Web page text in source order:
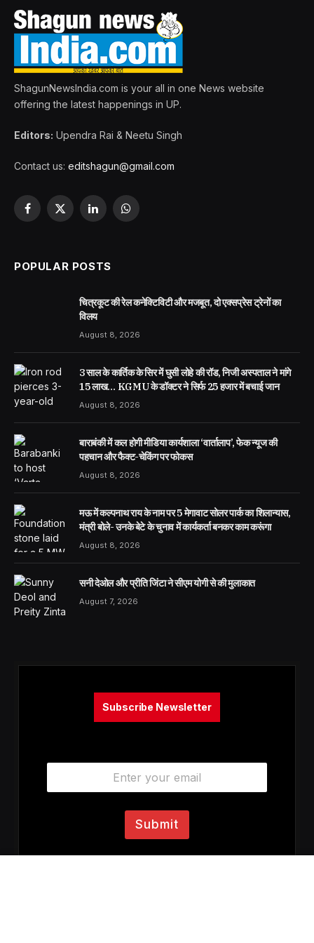
ShagunNewsIndia.com is your all in one News website
offering the latest happenings in UP.
Editors: Upendra Rai & Neetu Singh
Contact us: editshagun@gmail.com
Facebook
X
LinkedInWhatsApp
POPULAR POSTS
चित्रकूट की रेल कनेक्टिविटी और मजबूत, दो एक्सप्रेस ट्रेनों का
विलय
August 8, 2026
3 साल के कार्तिक के सिर में घुसी लोहे की रॉड, निजी अस्पताल ने मांगे
15 लाख… KGMU के डॉक्टर ने सिर्फ 25 हजार में बचाई जान
August 8, 2026
बाराबंकी में कल होगी मीडिया कार्यशाला ‘वार्तालाप’, फेक न्यूज की
पहचान और फैक्ट-चेकिंग पर फोकस
August 8, 2026
मऊ में कल्पनाथ राय के नाम पर 5 मेगावाट सोलर पार्क का शिलान्यास,
मंत्री बोले- उनके बेटे के चुनाव में कार्यकर्ता बनकर काम करूंगा
August 8, 2026
सनी देओल और प्रीति जिंटा ने सीएम योगी से की मुलाकात
August 7, 2026
Subscribe Newsletter
E
a
Submit